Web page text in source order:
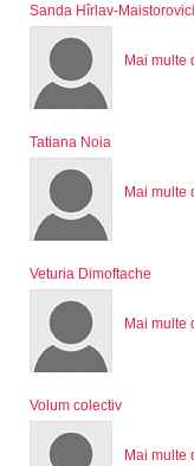
Sanda Hîrlav-Maistorovici
Mai multe
Tatiana Noia
Mai multe
Veturia Dimoftache
Mai multe
Volum colectiv
Mai multe